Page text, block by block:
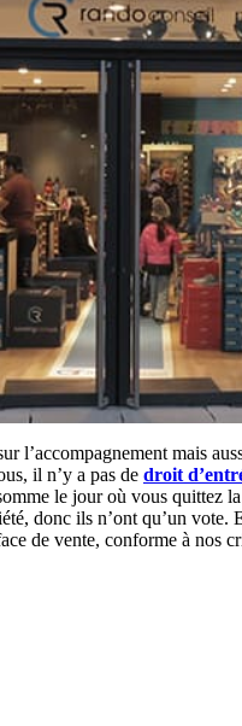
l’accompagnement mais
il n’y a pas de droit
le jour où vous quittez
donc ils n’ont qu’un
de vente, conforme à